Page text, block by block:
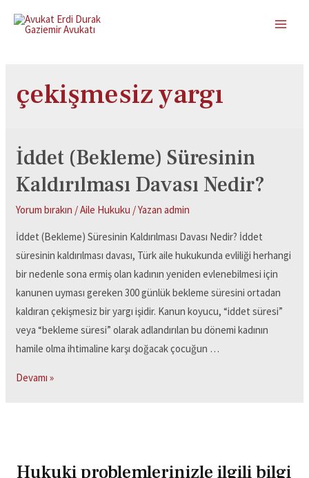
çekişmesiz yargı
İddet (Bekleme) Süresinin
Kaldırılması Davası Nedir?
Yorum bırakın /Aile Hukuku / Yazan admin
İddet (Bekleme) Süresinin Kaldırılması Davası Nedir? İddet
süresinin kaldırılması davası, Türk aile hukukunda evliliği herhangi
bir nedenle sona ermiş olan kadının yeniden evlenebilmesi için
kanunen uyması gereken 300 günlük bekleme süresini ortadan
kaldıran çekişmesiz bir yargı işidir. Kanun koyucu, “iddet süresi”
veya “bekleme süresi” olarak adlandırılan bu dönemi kadının
hamile olma ihtimaline karşı doğacak çocuğun …
Devamı »
Hukuki problemlerinizle ilgili bilgi